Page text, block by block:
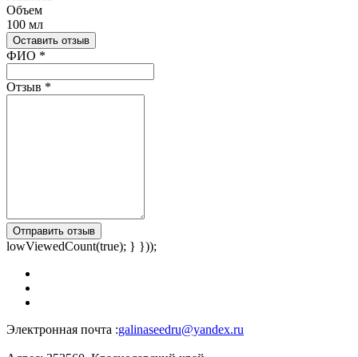
Объем
100 мл
Оставить отзыв
Ваш отзыв был отправлен!
ФИО *
Отзыв *
Отправить отзыв
lowViewedCount(true); } }));
Электронная почта :galinaseedru@yandex.ru